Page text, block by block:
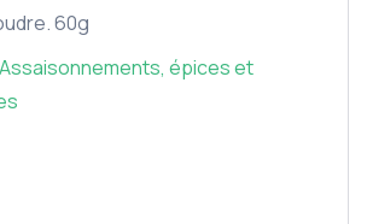
60g
Assaisonnements, épices et